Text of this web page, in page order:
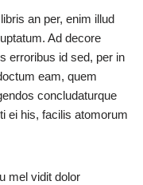
an per, enim illud
Ad decore
erroribus id sed, per in
eam, quem
concludaturque
ei his, facilis atomorum
mel vidit dolor